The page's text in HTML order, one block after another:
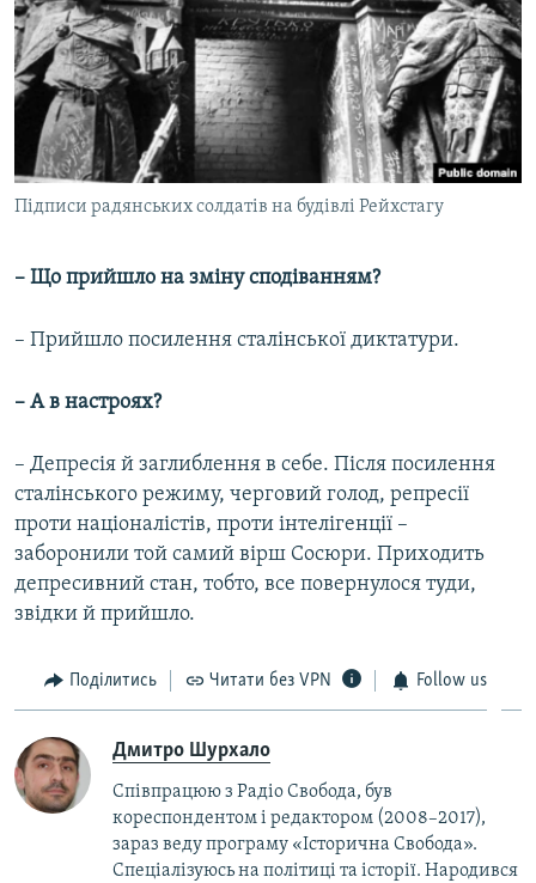
Підписи радянських солдатів на будівлі Рейхстагу
– Що прийшло на зміну сподіванням?
– Прийшло посилення сталінської диктатури.
– А в настроях?
– Депресія й заглиблення в себе. Після посилення
сталінського режиму, черговий голод, репресії
проти націоналістів, проти інтелігенції –
заборонили той самий вірш Сосюри. Приходить
депресивний стан, тобто, все повернулося туди,
звідки й прийшло.
Поділитись Читати без VPN Follow us
Дмитро Шурхало
Співпрацюю з Радіо Свобода, був
кореcпондентом і редактором (2008–2017),
зараз веду програму «Історична Свобода».
Спеціалізуюсь на політиці та історії. Народився